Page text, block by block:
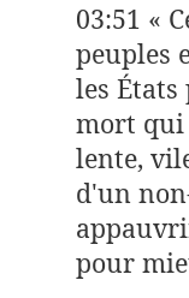
03:51 «
peuples
les
mort qui
lente,
d'un
pour